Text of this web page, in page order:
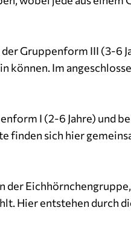
Gruppenform III (3-6
können. Im
I (2-6 Jahre) und
finden sich hier
der
Hier entstehen durch